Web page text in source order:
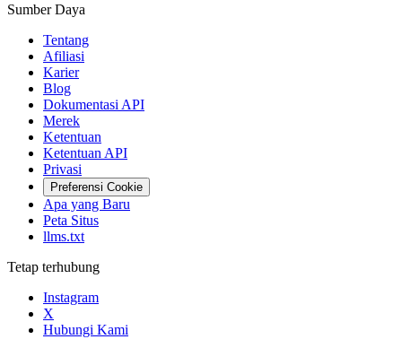
Sumber Daya
Tentang
Afiliasi
Karier
Blog
Dokumentasi API
Merek
Ketentuan
Ketentuan API
Privasi
Preferensi Cookie
Apa yang Baru
Peta Situs
llms.txt
Tetap terhubung
Instagram
X
Hubungi Kami